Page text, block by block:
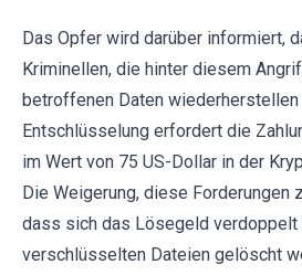
Das Opfer wird darüber informiert,
Kriminellen, die hinter diesem
betroffenen Daten wiederherstellen
Entschlüsselung erfordert die
im Wert von 75 US-Dollar in der
Die Weigerung, diese Forderungen
dass sich das Lösegeld verdoppelt
verschlüsselten Dateien gelöscht